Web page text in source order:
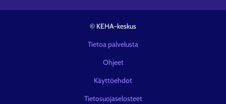
© KEHA-keskus
Tietoa palvelusta
Ohjeet
Käyttöehdot
Tietosuojaselosteet